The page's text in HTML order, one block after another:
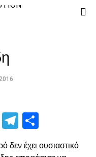
Telegram
δεν έχει ουσιαστικό